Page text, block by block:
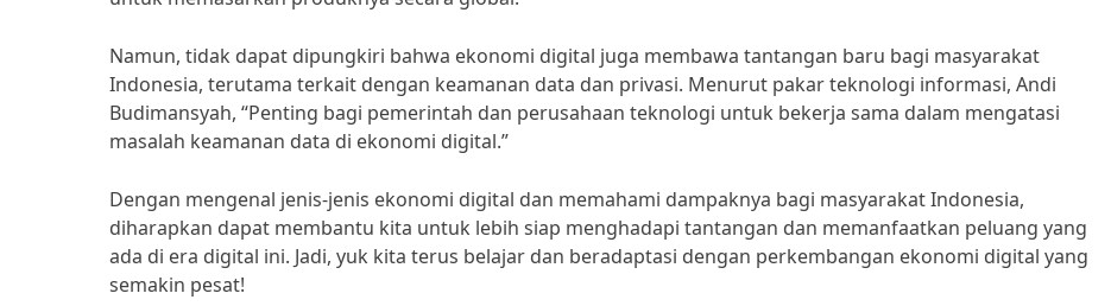
Namun, tidak dapat dipungkiri bahwa ekonomi digital juga membawa tantangan baru bagi masyarakat
Indonesia, terutama terkait dengan keamanan data dan privasi. Menurut pakar teknologi informasi, Andi
Budimansyah, “Penting bagi pemerintah dan perusahaan teknologi untuk bekerja sama dalam mengatasi
masalah keamanan data di ekonomi digital.”
Dengan mengenal jenis-jenis ekonomi digital dan memahami dampaknya bagi masyarakat Indonesia,
diharapkan dapat membantu kita untuk lebih siap menghadapi tantangan dan memanfaatkan peluang yang
ada di era digital ini. Jadi, yuk kita terus belajar dan beradaptasi dengan perkembangan ekonomi digital yang
semakin pesat!